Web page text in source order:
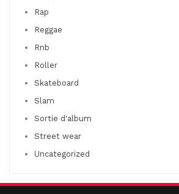
Rap
Reggae
Rnb
Roller
Skateboard
Slam
Sortie d'album
Street wear
Uncategorized